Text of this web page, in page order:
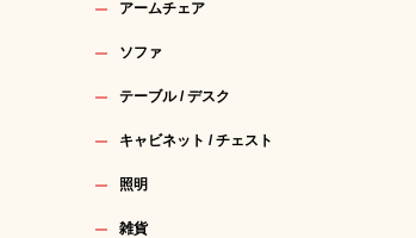
アームチェア
ソファ
テーブル / デスク
キャビネット / チェスト
照明
雑貨